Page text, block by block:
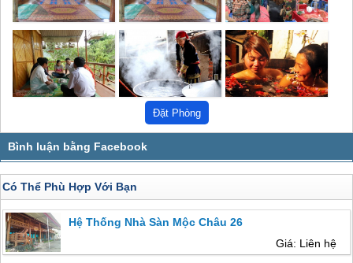
Có Thể Phù Hợp Với Bạn
Hệ Thống Nhà Sàn Mộc Châu 26
Giá: Liên hệ